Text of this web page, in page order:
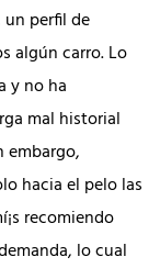
perfil de
algún carro. Lo
y no ha
mal historial
embargo,
hacia el pelo las
recomiendo
lo cual